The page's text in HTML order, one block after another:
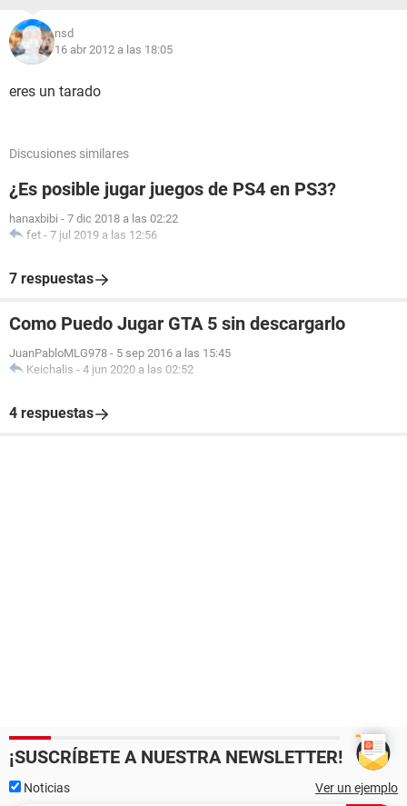
nsd
16 abr 2012 a las 18:05
eres un tarado
Discusiones similares
¿Es posible jugar juegos de PS4 en PS3?
hanaxbibi - 7 dic 2018 a las 02:22
fet - 7 jul 2019 a las 12:56
7 respuestas
Como Puedo Jugar GTA 5 sin descargarlo
JuanPabloMLG978 - 5 sep 2016 a las 15:45
Keichalis - 4 jun 2020 a las 02:52
4 respuestas
¡SUSCRÍBETE A NUESTRA NEWSLETTER!
Noticias Ver un ejemplo